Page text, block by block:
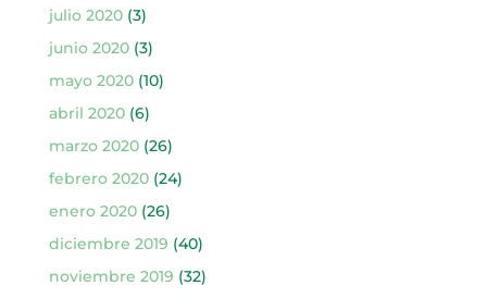
julio 2020(3)
junio 2020(3)
mayo 2020(10)
abril 2020(6)
marzo 2020(26)
febrero 2020(24)
enero 2020(26)
diciembre 2019 (40)
noviembre 2019 (32)